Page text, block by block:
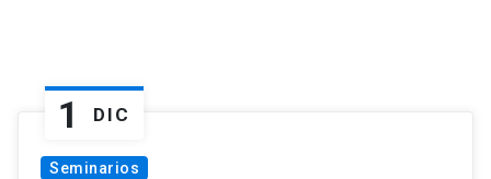
1 DIC
Seminarios